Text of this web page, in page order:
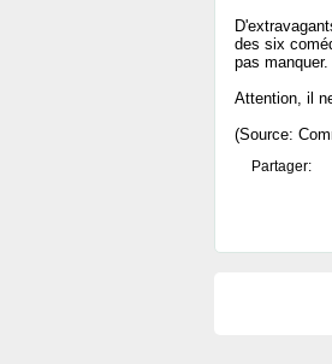
des six
pas manquer.
Attention, il
(Source:
Partager: